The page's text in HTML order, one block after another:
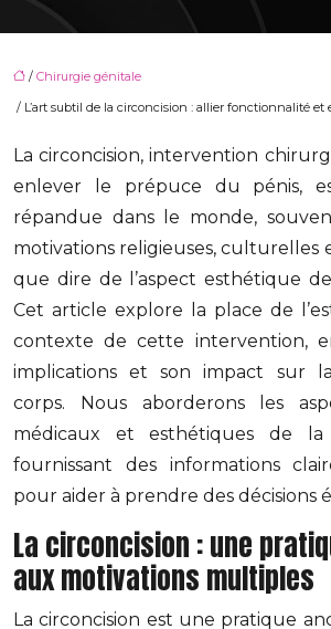
/ Chirurgie génitale
/ L’art subtil de la circoncision : allier fonctionnalité et
La circoncision, intervention
enlever le prépuce du pénis,
répandue dans le monde,
motivations religieuses, culturelles
que dire de l’aspect esthétique
Cet article explore la place de
contexte de cette intervention,
implications et son impact sur
corps. Nous aborderons les
médicaux et esthétiques de la
fournissant des informations
pour aider à prendre des décisions
La circoncision : une
aux motivations multiples
La circoncision est une pratique